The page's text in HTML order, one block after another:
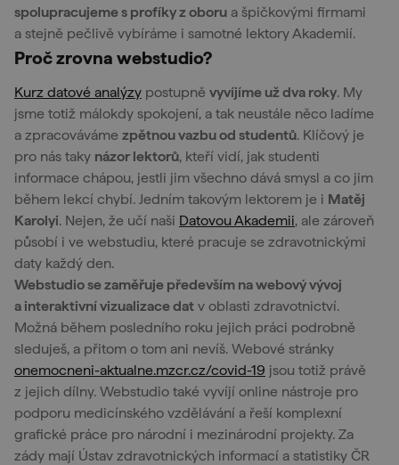
spolupracujeme s profíky z oboru a špičkovými firmami
a stejně pečlivě vybíráme i samotné lektory Akademií.
Proč zrovna webstudio?
Kurz datové analýzy postupně vyvíjíme už dva roky. My
jsme totiž málokdy spokojení, a tak neustále něco ladíme
a zpracováváme zpětnou vazbu od studentů. Klíčový je
pro nás taky názor lektorů, kteří vidí, jak studenti
informace chápou, jestli jim všechno dává smysl a co jim
během lekcí chybí. Jedním takovým lektorem je i Matěj
Karolyi. Nejen, že učí naši Datovou Akademii, ale zároveň
působí i ve webstudiu, které pracuje se zdravotnickými
daty každý den.
Webstudio se zaměřuje především na webový vývoj
a interaktivní vizualizace dat v oblasti zdravotnictví.
Možná během posledního roku jejich práci podrobně
sleduješ, a přitom o tom ani nevíš. Webové stránky
onemocneni-aktualne.mzcr.cz/covid-19 jsou totiž právě
z jejich dílny. Webstudio také vyvíjí online nástroje pro
podporu medicínského vzdělávání a řeší komplexní
grafické práce pro národní i mezinárodní projekty. Za
zády mají Ústav zdravotnických informací a statistiky ČR